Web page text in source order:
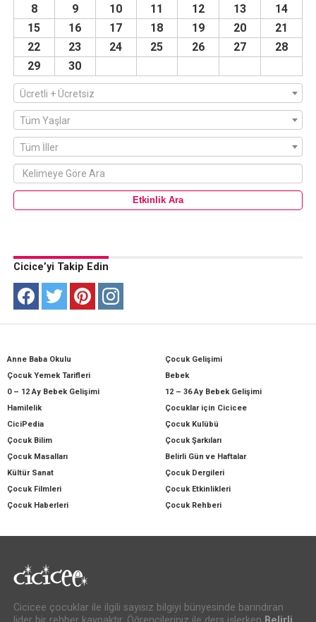
8
9 10 11 12 13
14
15
16 17 18 19 20
21
22
23 24 25 26 27
28
29
30
Ücretli + Ücretsiz
Tüm Yaşlar
Tüm İller
Cicice’yi Takip Edin
Anne Baba Okulu
Çocuk Gelişimi
Çocuk Yemek Tarifleri
Bebek
0 – 12 Ay Bebek Gelişimi
12 – 36 Ay Bebek Gelişimi
Hamilelik
Çocuklar için Cicicee
CiciPedia
Çocuk Kulübü
Çocuk Bilim
Çocuk Şarkıları
Çocuk Masalları
Belirli Gün ve Haftalar
Kültür Sanat
Çocuk Dergileri
Çocuk Filmleri
Çocuk Etkinlikleri
Çocuk Haberleri
Çocuk Rehberi
Cicicee çocuklar ile ilgili sayısız bilgiyi bünyesinde barındıran